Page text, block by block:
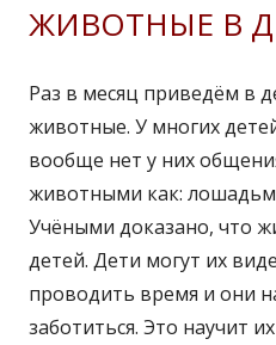
ЖИВОТНЫЕ В
Раз в месяц приведём в
животные. У многих
вообще нет у них
животными как:
Учёными доказано, что
детей. Дети могут их
проводить время и они
заботиться. Это научит